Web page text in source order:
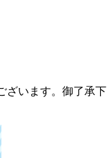
ざいます。御了承下